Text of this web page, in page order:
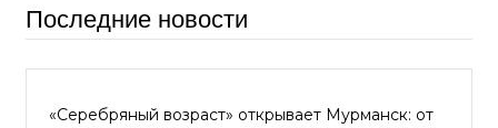
Последние новости
«Серебряный возраст» открывает Мурманск: от